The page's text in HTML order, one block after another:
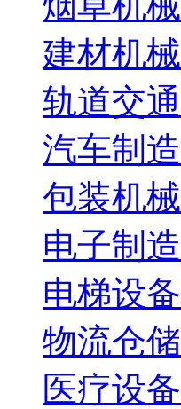
建材机械
轨道交通
汽车制造
包装机械
电子制造
电梯设备
物流仓储
医疗设备